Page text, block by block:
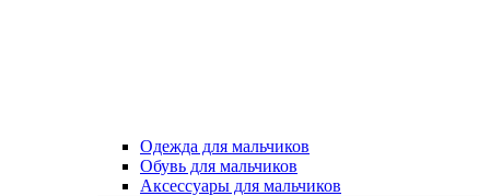
Одежда для мальчиков
Обувь для мальчиков
Аксессуары для мальчиков